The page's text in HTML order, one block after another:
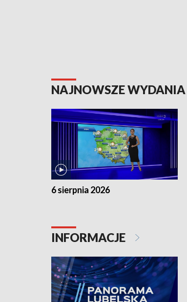
NAJNOWSZE
6 sierpnia 2026
INFORMACJE